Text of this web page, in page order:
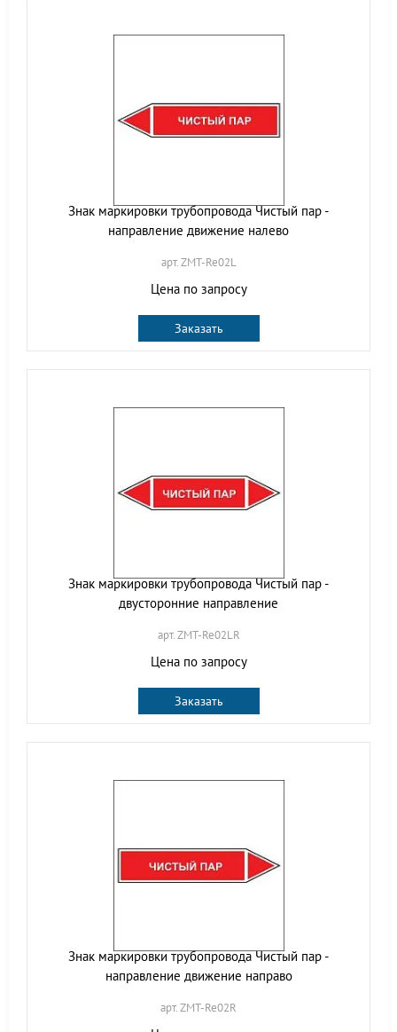
Знак маркировки трубопровода Чистый пар -
направление движение налево
арт. ZMT-Re02L
Цена по запросу
Заказать
Знак маркировки трубопровода Чистый пар -
двусторонние направление
арт. ZMT-Re02LR
Цена по запросу
Заказать
Знак маркировки трубопровода Чистый пар -
направление движение направо
арт. ZMT-Re02R